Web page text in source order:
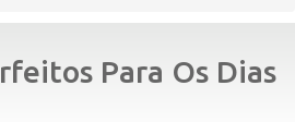
Para Os Dias